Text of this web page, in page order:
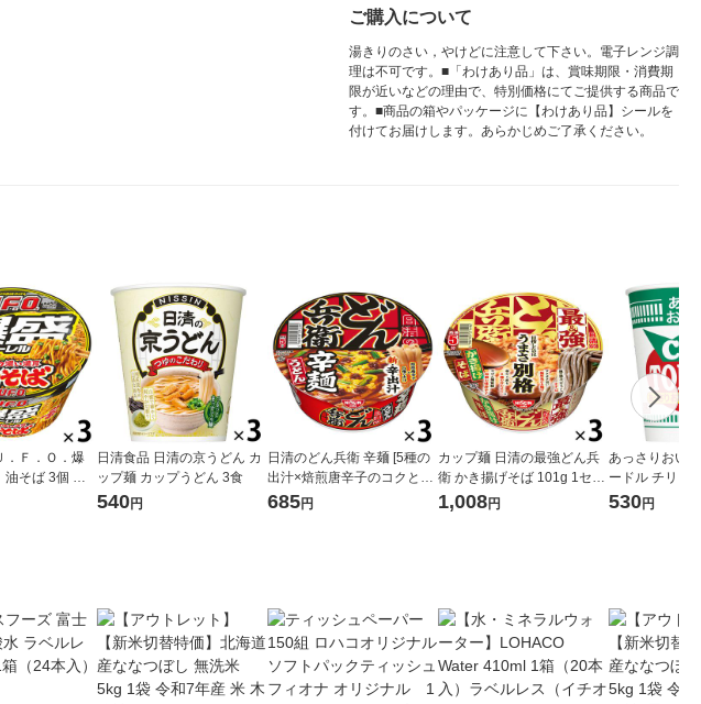
ご購入について
湯きりのさい，やけどに注意して下さい。電子レンジ調
理は不可です。■「わけあり品」は、賞味期限・消費期
限が近いなどの理由で、特別価格にてご提供する商品で
す。■商品の箱やパッケージに【わけあり品】シールを
付けてお届けします。あらかじめご了承ください。
．Ｆ．Ｏ．爆
そば 3個 日
日清食品 日清の京うどん カ
ップ麺 カップうどん 3食
540円
日清のどん兵衛 辛麺 [5種の
出汁×焙煎唐辛子のコクと辛
味] 1セット（1個×3） 日
685円
カップ麺 日清の最強どん兵
衛 かき揚げそば 101g 1セッ
ト（3個） 日清食品
1,008円
あっさりおい
ードル チリト
（1個×3） 日
530円